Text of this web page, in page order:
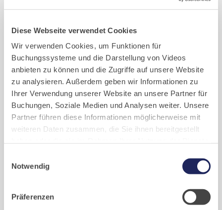
Diese Webseite verwendet Cookies
Wir verwenden Cookies, um Funktionen für
Buchungssysteme und die Darstellung von Videos
anbieten zu können und die Zugriffe auf unsere Website
zu analysieren. Außerdem geben wir Informationen zu
Ihrer Verwendung unserer Website an unsere Partner für
Buchungen, Soziale Medien und Analysen weiter. Unsere
Partner führen diese Informationen möglicherweise mit
weiteren Daten zusammen, die Sie ihnen bereitgestellt
challenges.cloudflare.com: Wir verwenden das online
Buchungssystem MEWS in unserem Hotel und unserem
übermittelt. Cookies von eu5.bookingkit.de: Wir
Notwendig
Präferenzen
Offenes Atelier – Alte
Schreinerei –
Termine Oktober 2026
Jeden Samstag laden wir Sie herzlich zur
Besichtigung in das Atelier von Br.
Stephan in der Alten Schreinerei ein.
Eintritt frei.